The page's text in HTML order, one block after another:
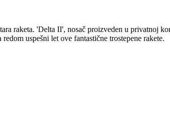
raketa. 'Delta II', nosač proizveden u
uspešni let ove fantastične trostepene rakete.